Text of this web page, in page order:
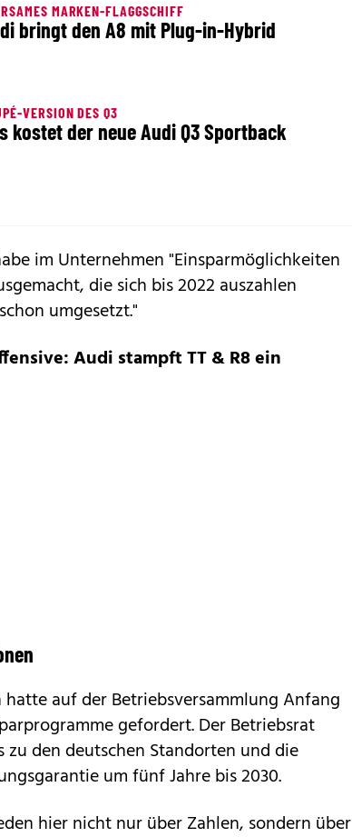
MARKEN-FLAGGSCHIFF
bringt den A8 mit Plug-in-Hybrid
VERSION DES Q3
kostet der neue Audi Q3 Sportback
im Unternehmen "Einsparmöglichkeiten
die sich bis 2022 auszahlen
umgesetzt."
Audi stampft TT & R8 ein
auf der Betriebsversammlung Anfang
gefordert. Der Betriebsrat
den deutschen Standorten und die
um fünf Jahre bis 2030.
hier nicht nur über Zahlen, sondern über